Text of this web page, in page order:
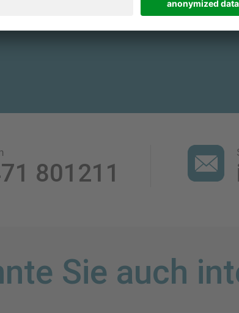
801211
Sie auch